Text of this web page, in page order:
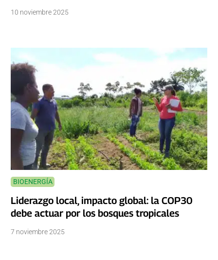
10 noviembre 2025
BIOENERGÍA
Liderazgo local, impacto global: la COP30
debe actuar por los bosques tropicales
7 noviembre 2025